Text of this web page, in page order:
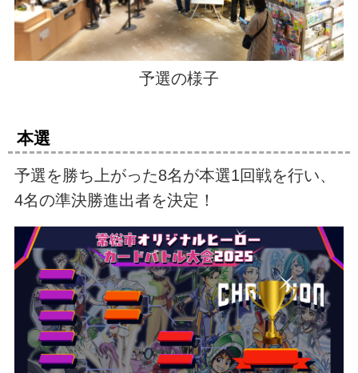
予選の様子
本選
予選を勝ち上がった8名が本選1回戦を行い、
4名の準決勝進出者を決定！